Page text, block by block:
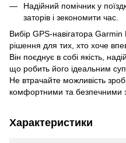
Надійний помічник у
заторів і зекономити час.
Вибір GPS-навігатора
рішення для тих, хто хоче
Він поєднує в собі якість,
що робить його ідеальним
Не втрачайте можливість
комфортними та безпечними
Характеристики